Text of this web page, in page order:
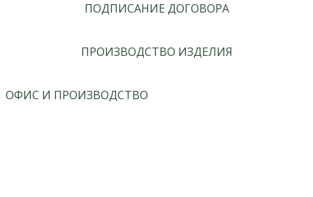
ПОДПИСАНИЕ ДОГОВОРА
ПРОИЗВОДСТВО ИЗДЕЛИЯ
ОФИС И ПРОИЗВОДСТВО